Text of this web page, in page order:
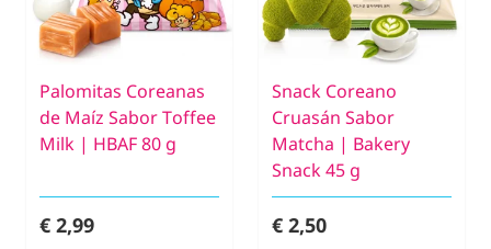
Palomitas Coreanas
de Maíz Sabor Toffee
Milk | HBAF 80 g
€ 2,99
Snack Coreano
Cruasán Sabor
Matcha | Bakery
Snack 45 g
€ 2,50